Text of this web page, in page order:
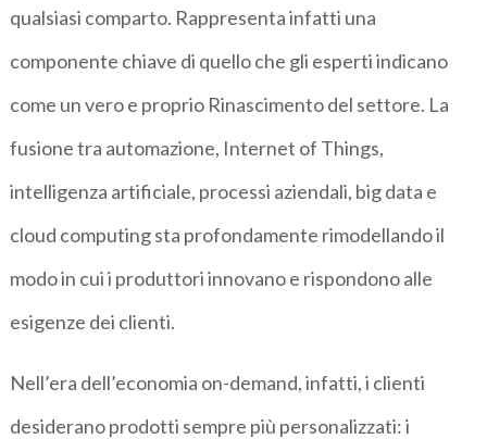
qualsiasi comparto. Rappresenta infatti una
componente chiave di quello che gli esperti indicano
come un vero e proprio Rinascimento del settore. La
fusione tra automazione, Internet of Things,
intelligenza artificiale, processi aziendali, big data e
cloud computing sta profondamente rimodellando il
modo in cui i produttori innovano e rispondono alle
esigenze dei clienti.
Nell’era dell’economia on-demand, infatti, i clienti
desiderano prodotti sempre più personalizzati: i